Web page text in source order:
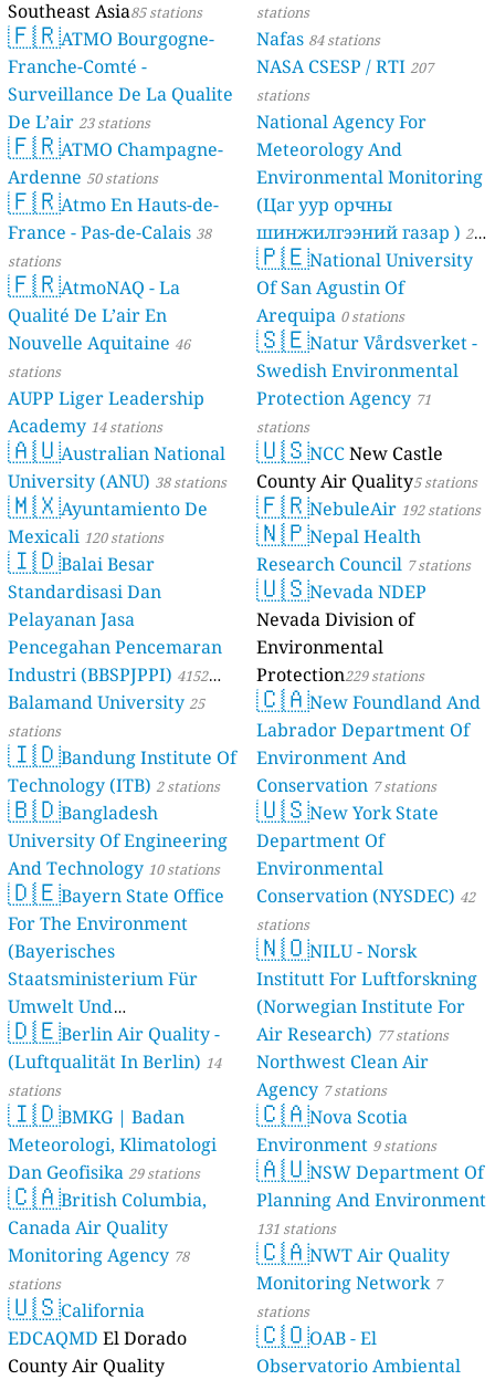
Southeast Asia85 stations
🇫🇷ATMO Bourgogne-
Franche-Comté -
Surveillance De La Qualite
De L’air 23 stations
🇫🇷ATMO Champagne-
Ardenne 50 stations
🇫🇷Atmo En Hauts-de-
France - Pas-de-Calais 38
stations
🇫🇷AtmoNAQ - La
Qualité De L’air En
Nouvelle Aquitaine 46
stations
AUPP Liger Leadership
Academy 14 stations
🇦🇺Australian National
University (ANU) 38 stations
🇲🇽Ayuntamiento De
Mexicali 120 stations
🇮🇩Balai Besar
Standardisasi Dan
Pelayanan Jasa
Pencegahan Pencemaran
Industri (BBSPJPPI) 4152
stations
Balamand University25
stations
🇮🇩Bandung Institute Of
Technology (ITB) 2 stations
🇧🇩Bangladesh
University Of Engineering
And Technology 10 stations
🇩🇪Bayern State Office
For The Environment
(Bayerisches
Staatsministerium Für
Umwelt Und
Verbraucherschutz) - LfU
46 stations
🇩🇪Berlin Air Quality -
(Luftqualität In Berlin) 14
stations
🇮🇩BMKG | Badan
Meteorologi, Klimatologi
Dan Geofisika 29 stations
🇨🇦British Columbia,
Canada Air Quality
Monitoring Agency 78
stations
🇺🇸California
EDCAQMD El Dorado
County Air Quality
stations
Nafas 84 stations
NASA CSESP / RTI 207
stations
National Agency For
Meteorology And
Environmental Monitoring
(Цаг уур орчны
шинжилгээний газар ) 21
stations
🇵🇪National University
Of San Agustin Of
Arequipa 0 stations
🇸🇪Natur Vårdsverket -
Swedish Environmental
Protection Agency 71
stations
🇺🇸NCCNew Castle
County Air Quality5 stations
🇫🇷NebuleAir 192 stations
🇳🇵Nepal Health
Research Council 7 stations
🇺🇸Nevada NDEP
Nevada Division of
Environmental
Protection229 stations
🇨🇦New Foundland And
Labrador Department Of
Environment And
Conservation 7 stations
🇺🇸New York State
Department Of
Environmental
Conservation (NYSDEC) 42
stations
🇳🇴NILU - Norsk
Institutt For Luftforskning
(Norwegian Institute For
Air Research) 77 stations
Northwest Clean Air
Agency 7 stations
🇨🇦Nova Scotia
Environment 9 stations
🇦🇺NSW Department Of
Planning And Environment
131 stations
🇨🇦NWT Air Quality
Monitoring Network 7
stations
🇨🇴OAB - El
Observatorio Ambiental